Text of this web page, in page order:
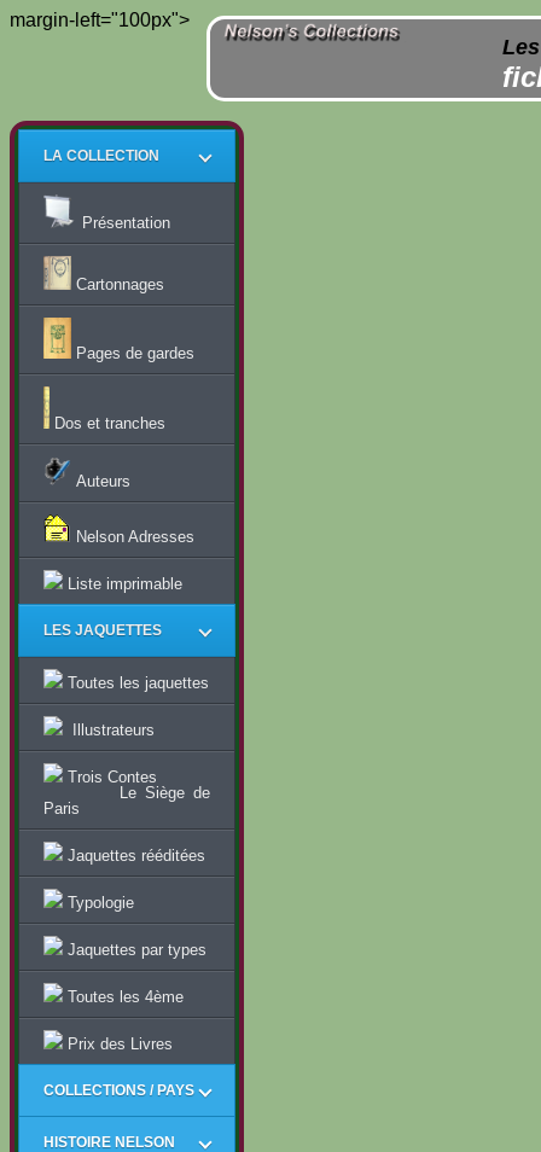
margin-left="100px">
LA COLLECTION
Présentation
Cartonnages
Pages de gardes
Dos et tranches
Auteurs
Nelson Adresses
Liste imprimable
LES JAQUETTES
Toutes les jaquettes
Illustrateurs
Trois Contes
Le Siège de
Paris
Jaquettes rééditées
Typologie
Jaquettes par types
Toutes les 4ème
Prix des Livres
COLLECTIONS / PAYS
HISTOIRE NELSON